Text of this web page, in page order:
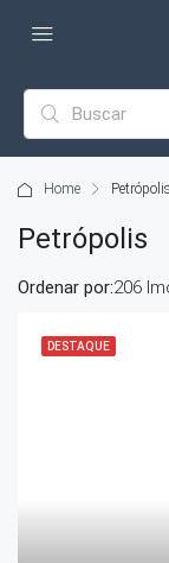
Home Petrópolis
Petrópolis
206
Ordenar por:
DESTAQUE